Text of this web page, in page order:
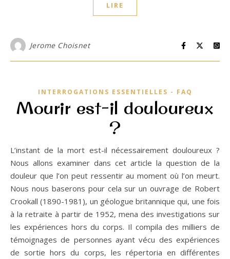
LIRE
Jerome Choisnet
INTERROGATIONS ESSENTIELLES - FAQ
Mourir est-il douloureux
?
L’instant de la mort est-il nécessairement douloureux ?
Nous allons examiner dans cet article la question de la
douleur que l’on peut ressentir au moment où l’on meurt.
Nous nous baserons pour cela sur un ouvrage de Robert
Crookall (1890-1981), un géologue britannique qui, une fois
à la retraite à partir de 1952, mena des investigations sur
les expériences hors du corps. Il compila des milliers de
témoignages de personnes ayant vécu des expériences
de sortie hors du corps, les répertoria en différentes